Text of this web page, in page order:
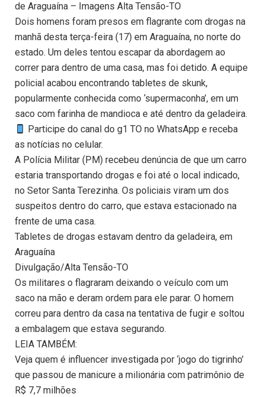
de Araguaína – Imagens Alta Tensão-TO
Dois homens foram presos em flagrante com drogas na
manhã desta terça-feira (17) em Araguaína, no norte do
estado. Um deles tentou escapar da abordagem ao
correr para dentro de uma casa, mas foi detido. A equipe
policial acabou encontrando tabletes de skunk,
popularmente conhecida como ‘supermaconha’, em um
saco com farinha de mandioca e até dentro da geladeira.
Participe do canal do g1 TO no WhatsApp e receba
as notícias no celular.
A Polícia Militar (PM) recebeu denúncia de que um carro
estaria transportando drogas e foi até o local indicado,
no Setor Santa Terezinha. Os policiais viram um dos
suspeitos dentro do carro, que estava estacionado na
frente de uma casa.
Tabletes de drogas estavam dentro da geladeira, em
Araguaína
Divulgação/Alta Tensão-TO
Os militares o flagraram deixando o veículo com um
saco na mão e deram ordem para ele parar. O homem
correu para dentro da casa na tentativa de fugir e soltou
a embalagem que estava segurando.
LEIA TAMBÉM:
Veja quem é influencer investigada por ‘jogo do tigrinho’
que passou de manicure a milionária com patrimônio de
R$ 7,7 milhões